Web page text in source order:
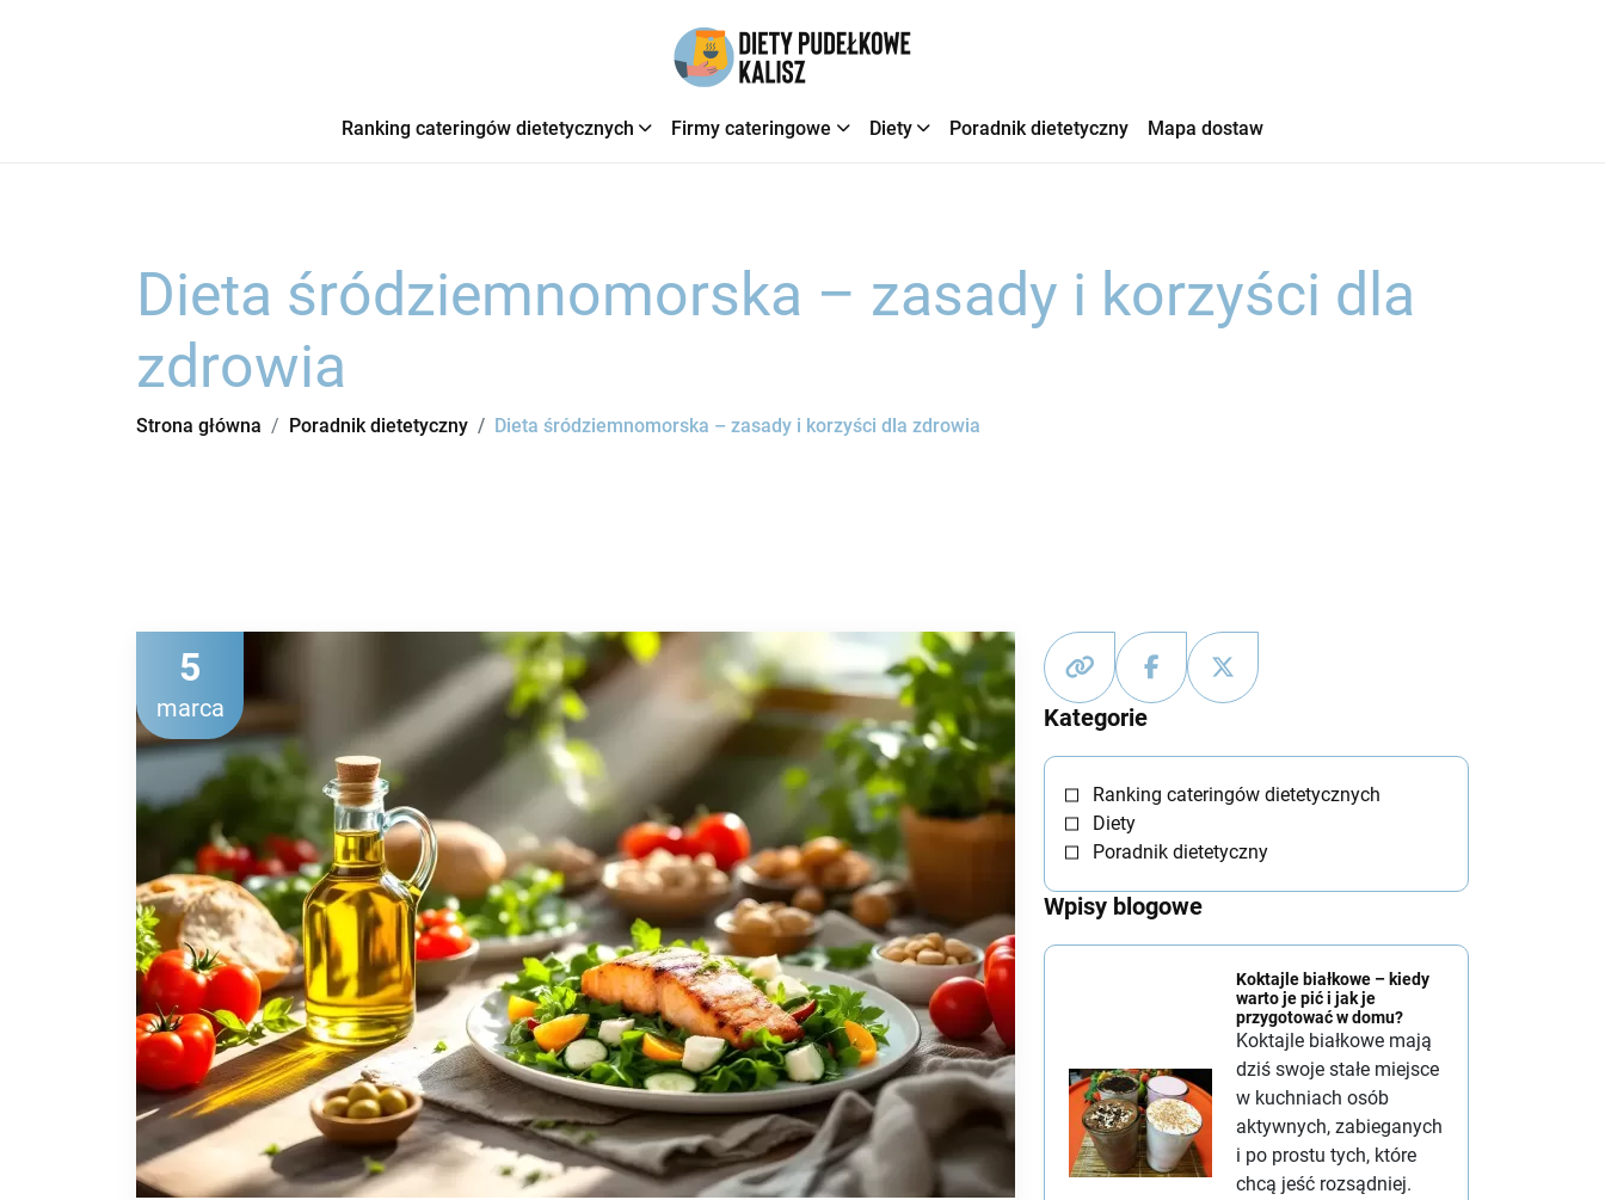
Ranking cateringów dietetycznych Firmy cateringowe Diety Poradnik dietetyczny Mapa dostaw
Dieta śródziemnomorska – zasady i korzyści dla
zdrowia
Strona główna Poradnik dietetyczny Dieta śródziemnomorska – zasady i korzyści dla zdrowia
5
marca Kategorie
Ranking cateringów dietetycznych
Diety
Poradnik dietetyczny
Wpisy blogowe
Koktajle białkowe – kiedy
warto je pić i jak je
przygotować w domu?
Koktajle białkowe mają
dziś swoje stałe miejsce
w kuchniach osób
aktywnych, zabieganych
i po prostu tych, które
chcą jeść rozsądniej.